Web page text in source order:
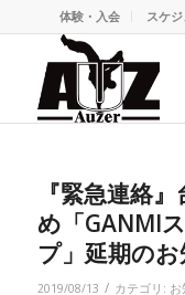
体験・入会 スケ
『緊急連絡
め「GANMI
プ」延期の
2019/08/13 / カテゴリ: お